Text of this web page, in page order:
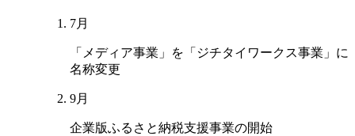
7月
「メディア事業」を「ジチタイワークス事業」に
名称変更
9月
企業版ふるさと納税支援事業の開始